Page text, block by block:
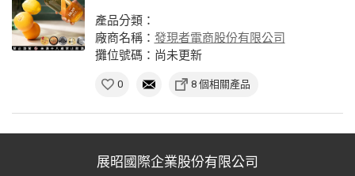
產品分類：
廠商名稱： 發現者電商股份有限公司
攤位號碼：尚未更新
0 8 個相關產品
展昭國際企業股份有限公司